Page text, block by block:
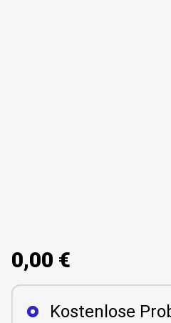
0,00 €
Kostenlose